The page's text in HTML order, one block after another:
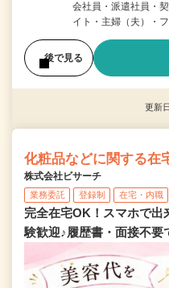
会社員・派遣社員・
イト・主婦（夫）・
後で見る
更新
化粧品などに関する在
株式会社ビサーチ
業務委託 登録制 在宅・内職
完全在宅OK！スマホで出
験歓迎♪履歴書・面接不要